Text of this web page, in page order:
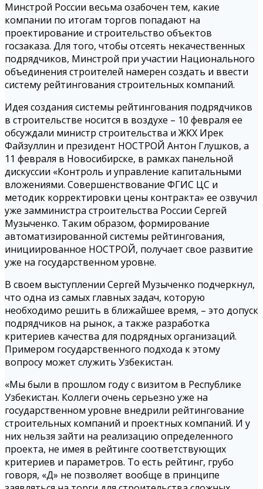
Минстрой России весьма озабочен тем, какие
компании по итогам торгов попадают на
проектирование и строительство объектов
госзаказа. Для того, чтобы отсеять некачественных
подрядчиков, Минстрой при участии Национального
объединения строителей намерен создать и ввести
систему рейтингования строительных компаний.
Идея создания системы рейтингования подрядчиков
в строительстве носится в воздухе – 10 февраля ее
обсуждали министр строительства и ЖКХ Ирек
Файзуллин и президент НОСТРОЙ Антон Глушков, а
11 февраля в Новосибирске, в рамках панельной
дискуссии «Контроль и управление капитальными
вложениями. Совершенствование ФГИС ЦС и
методик корректировки цены контракта» ее озвучил
уже замминистра строительства России Сергей
Музыченко. Таким образом, формирование
автоматизированной системы рейтингования,
инициированное НОСТРОЙ, получает свое развитие
уже на государственном уровне.
В своем выступлении Сергей Музыченко подчеркнул,
что одна из самых главных задач, которую
необходимо решить в ближайшее время, – это допуск
подрядчиков на рынок, а также разработка
критериев качества для подрядных организаций.
Примером государственного подхода к этому
вопросу может служить Узбекистан.
«Мы были в прошлом году с визитом в Республике
Узбекистан. Коллеги очень серьезно уже на
государственном уровне внедрили рейтингование
строительных компаний и проектных компаний. И у
них нельзя зайти на реализацию определенного
проекта, не имея в рейтинге соответствующих
критериев и параметров. То есть рейтинг, грубо
говоря, «Д» не позволяет вообще в принципе